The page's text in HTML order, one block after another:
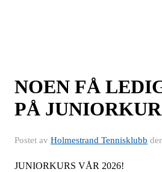
NOEN FÅ
PÅ
Postet av Holmestrand Tennisklubb
JUNIORKURS VÅR 2026!